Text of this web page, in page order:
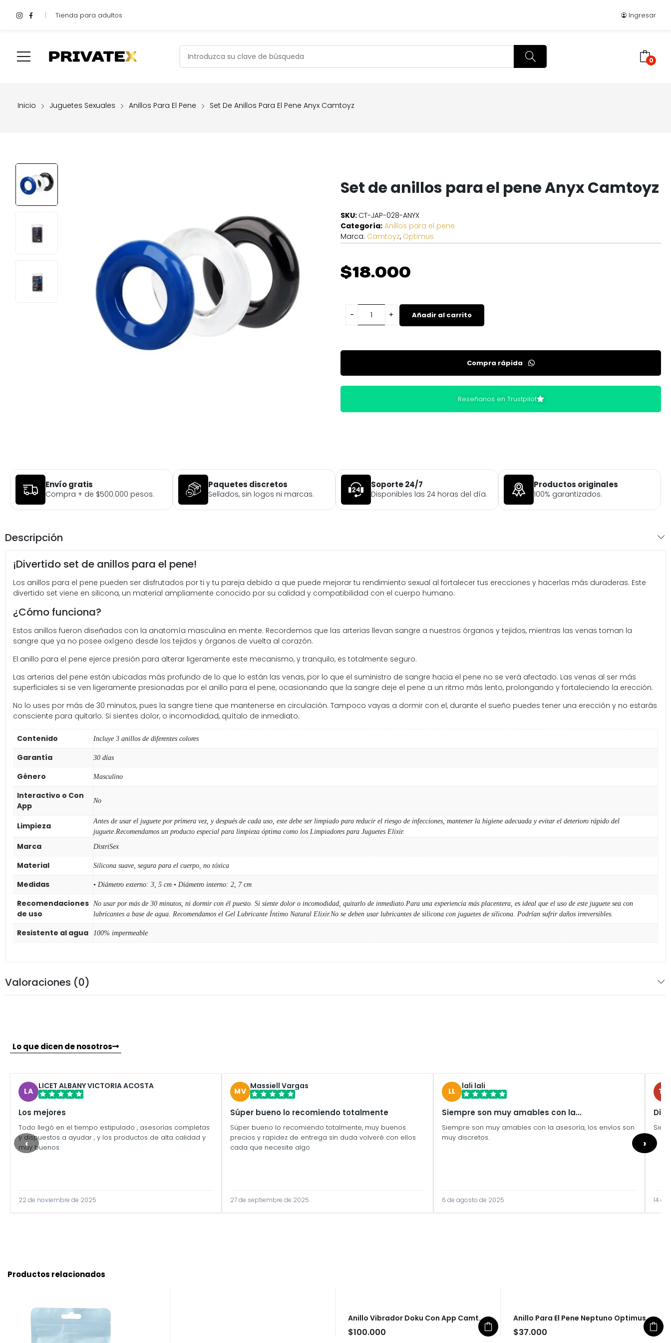
Tienda para adultos Ingresar
0
Inicio
Juguetes Sexuales Anillos Para El Pene Set De Anillos Para El Pene Anyx Camtoyz
Set de anillos para el pene Anyx Camtoyz
SKU: CT-JAP-028-ANYX
Categoría: Anillos para el pene
Marca: Camtoyz, Optimus
$18.000
Añadir al carrito
Compra rápida
Reseñanos en Trustpilot
Envío gratis
Compra + de $500.000 pesos.
Paquetes discretos
Sellados, sin logos ni marcas.
Soporte 24/7
Disponibles las 24 horas del día.
Productos originales
100% garantizados.
Descripción
¡Divertido set de anillos para el pene!
Los anillos para el pene pueden ser disfrutados por ti y tu pareja debido a que puede mejorar tu rendimiento sexual al fortalecer tus erecciones y hacerlas más duraderas. Este
divertido set viene en silicona, un material ampliamente conocido por su calidad y compatibilidad con el cuerpo humano.
¿Cómo funciona?
Estos anillos fueron diseñados con la anatomía masculina en mente. Recordemos que las arterias llevan sangre a nuestros órganos y tejidos, mientras las venas toman la
sangre que ya no posee oxígeno desde los tejidos y órganos de vuelta al corazón.
El anillo para el pene ejerce presión para alterar ligeramente este mecanismo, y tranquilo, es totalmente seguro.
Las arterias del pene están ubicadas más profundo de lo que lo están las venas, por lo que el suministro de sangre hacia el pene no se verá afectado. Las venas al ser más
superficiales si se ven ligeramente presionadas por el anillo para el pene, ocasionando que la sangre deje el pene a un ritmo más lento, prolongando y fortaleciendo la erección.
No lo uses por más de 30 minutos, pues la sangre tiene que mantenerse en circulación. Tampoco vayas a dormir con el, durante el sueño puedes tener una erección y no estarás
consciente para quitarlo. Si sientes dolor, o incomodidad, quítalo de inmediato.
Contenido Incluye 3 anillos de diferentes colores
Garantía 30 días
Género Masculino
Interactivo o Con
App
No
Limpieza
Antes de usar el juguete por primera vez, y después de cada uso, este debe ser limpiado para reducir el riesgo de infecciones, mantener la higiene adecuada y evitar el deterioro rápido del
juguete.Recomendamos un producto especial para limpieza óptima como los Limpiadores para Juguetes Elixir.
Marca DistriSex
Material Silicona suave, segura para el cuerpo, no tóxica
Medidas • Diámetro externo: 3, 5 cm • Diámetro interno: 2, 7 cm
Recomendaciones
de uso
No usar por más de 30 minutos, ni dormir con él puesto. Si siente dolor o incomodidad, quitarlo de inmediato.Para una experiencia más placentera, es ideal que el uso de este juguete sea con
lubricantes a base de agua. Recomendamos el Gel Lubricante Íntimo Natural Elixir.No se deben usar lubricantes de silicona con juguetes de silicona. Podrían sufrir daños irreversibles.
Resistente al agua 100% impermeable
Valoraciones (0)
Lo que dicen de nosotros
LA
LICET ALBANY VICTORIA ACOSTA
Los mejores
Todo llegó en el tiempo estipulado , asesorías completas
y dispuestos a ayudar , y los productos de alta calidad y
muy buenos
22 de noviembre de 2025
MV
Massiell Vargas
Súper bueno lo recomiendo totalmente
Súper bueno lo recomiendo totalmente, muy buenos
precios y rapidez de entrega sin duda volveré con ellos
cada que necesite algo
27 de septiembre de 2025
LL
lali lali
Siempre son muy amables con la…
Siempre son muy amables con la asesoría, los envíos son
muy discretos.
6 de agosto de 2025
TU
14
‹ ›
Productos relacionados
Anillo Vibrador Doku Con App Camtoyz
$100.000
Anillo Para El Pene Neptuno Optimus
$37.000